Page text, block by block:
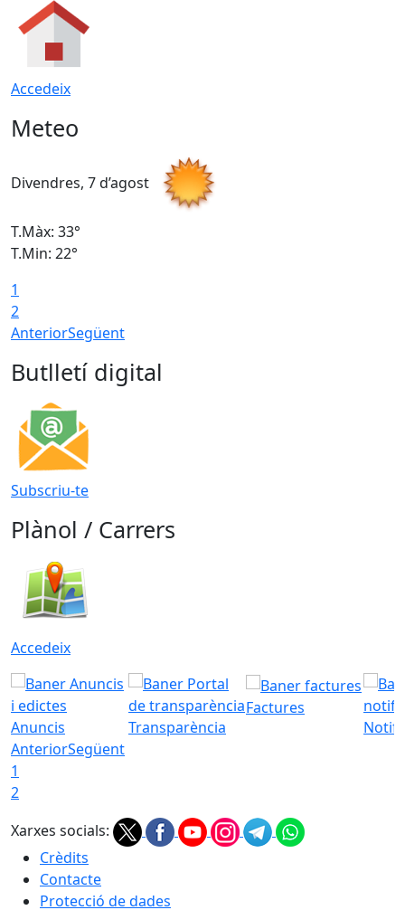
Accedeix
Meteo
Divendres, 7 d’agost
T.Màx: 33°
T.Min: 22°
1
2
AnteriorSegüent
Butlletí digital
Subscriu-te
Plànol / Carrers
Accedeix
Anuncis Transparència
Factures
AnteriorSegüent
1
2
Xarxes socials:
Crèdits
Contacte
Protecció de dades